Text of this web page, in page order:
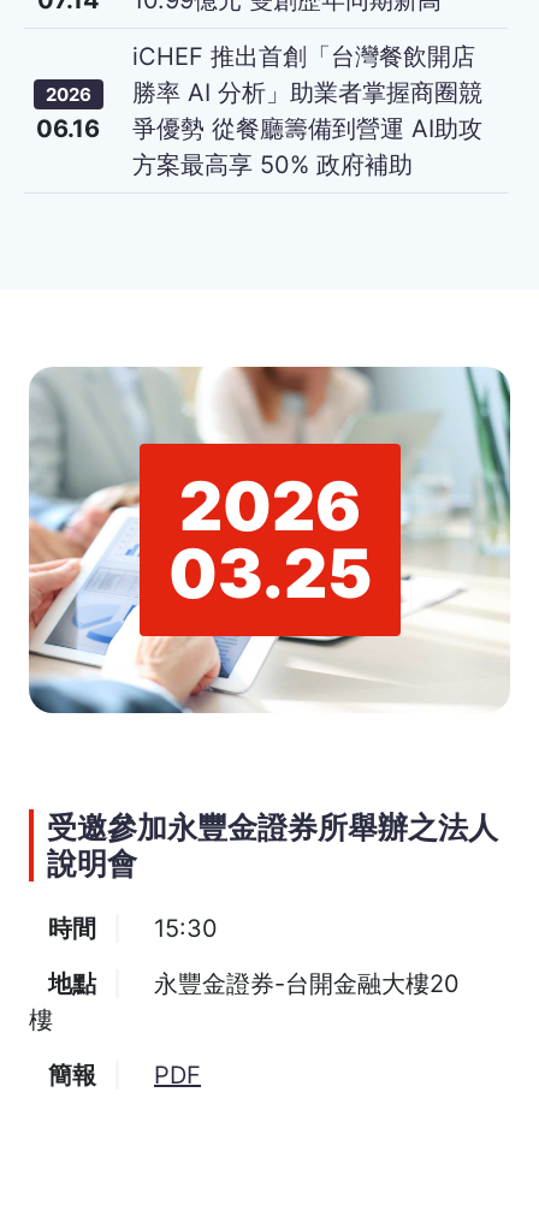
2026
06.16
iCHEF 推出首創「台灣餐飲開店
勝率 AI 分析」助業者掌握商圈競
爭優勢 從餐廳籌備到營運 AI助攻
方案最高享 50% 政府補助
2026
03.25
受邀參加永豐金證券所舉辦之法人
說明會
時間
15:30
地點
永豐金證券-台開金融大樓20
樓
簡報
PDF